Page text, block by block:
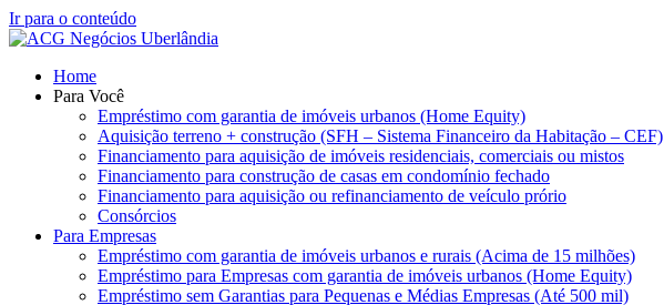
Ir para o conteúdo
Home
Para Você
Empréstimo com garantia de imóveis urbanos (Home Equity)
Aquisição terreno + construção (SFH – Sistema Financeiro da Habitação – CEF)
Financiamento para aquisição de imóveis residenciais, comerciais ou mistos
Financiamento para construção de casas em condomínio fechado
Financiamento para aquisição ou refinanciamento de veículo prório
Consórcios
Para Empresas
Empréstimo com garantia de imóveis urbanos e rurais (Acima de 15 milhões)
Empréstimo para Empresas com garantia de imóveis urbanos (Home Equity)
Empréstimo sem Garantias para Pequenas e Médias Empresas (Até 500 mil)